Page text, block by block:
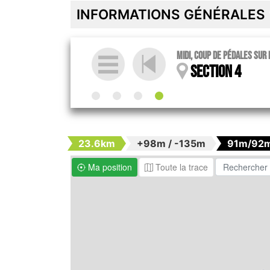
INFORMATIONS GÉNÉRALES
Midi, coup de pédales
Section 4
23.6km +98m / -135m
91m/
Ma position
Toute la trace